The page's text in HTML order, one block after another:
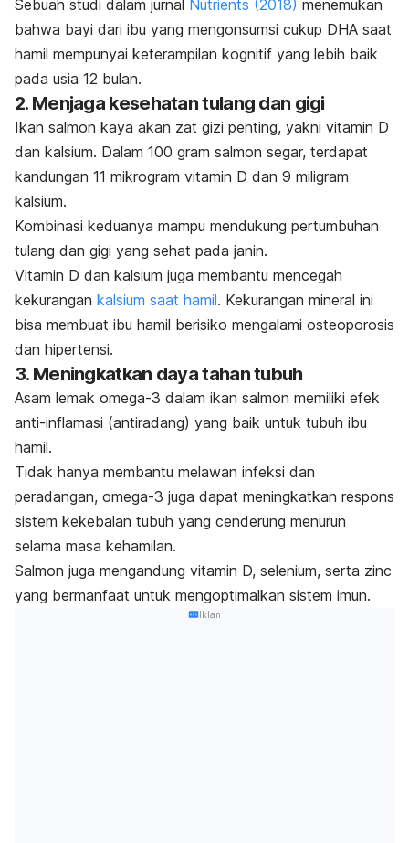
Sebuah studi dalam jurnal Nutrients (2018) menemukan
bahwa bayi dari ibu yang mengonsumsi cukup DHA saat
hamil mempunyai keterampilan kognitif yang lebih baik
pada usia 12 bulan.
2. Menjaga kesehatan tulang dan gigi
Ikan salmon kaya akan zat gizi penting, yakni vitamin D
dan kalsium. Dalam 100 gram salmon segar, terdapat
kandungan 11 mikrogram vitamin D dan 9 miligram
kalsium.
Kombinasi keduanya mampu mendukung pertumbuhan
tulang dan gigi yang sehat pada janin.
Vitamin D dan kalsium juga membantu mencegah
kekurangan kalsium saat hamil. Kekurangan mineral ini
bisa membuat ibu hamil berisiko mengalami osteoporosis
dan hipertensi.
3. Meningkatkan daya tahan tubuh
Asam lemak omega-3 dalam ikan salmon memiliki efek
anti-inflamasi (antiradang) yang baik untuk tubuh ibu
hamil.
Tidak hanya membantu melawan infeksi dan
peradangan, omega-3 juga dapat meningkatkan respons
sistem kekebalan tubuh yang cenderung menurun
selama masa kehamilan.
Salmon juga mengandung vitamin D, selenium, serta zinc
yang bermanfaat untuk mengoptimalkan sistem imun.
Iklan